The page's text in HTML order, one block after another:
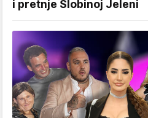
i pretnje Slobinoj Jeleni